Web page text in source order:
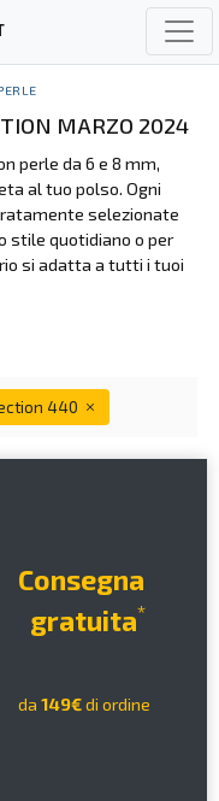
MARZO 2024
perle da 6 e 8 mm,
al tuo polso. Ogni
selezionate
stile quotidiano o per
si adatta a tutti i tuoi
440
Consegna
gratuita*
da 149€di ordine